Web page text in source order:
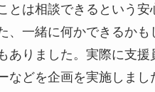
とは相談できるという 安
、 一緒に何かできるかも
ありました。実際に支援
などを企画を実施しまし